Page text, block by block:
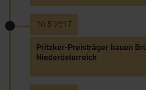
20.5.2017
Pritzker-Preisträger bauen
Niederösterreich